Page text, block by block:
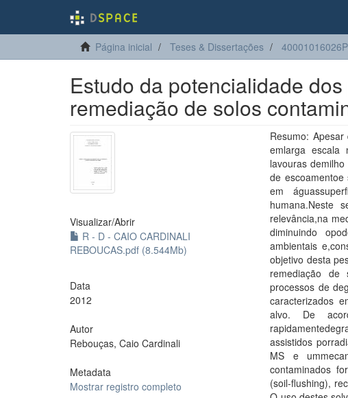
Página inicial Teses & Dissertações
Estudo da potencialidade
remediação de solos
Visualizar/Abrir
R - D - CAIO CARDINALI
REBOUCAS.pdf (8.544Mb)
Data
2012
Autor
Rebouças, Caio Cardinali
Metadata
Mostrar registro completo
Resumo:
emlarga escala
lavouras
de
em
humana.Neste
relevância,na
diminuindo
ambientais
objetivo desta
remediação de
processos de
caracterizados
alvo. De
assistidos
MS e
contaminados
(soil-flushing),